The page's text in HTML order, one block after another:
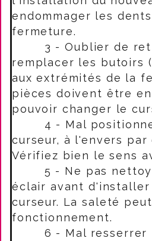
endommager les
fermeture.
3 - Oublier de
remplacer les butoirs
aux extrémités de la
pièces doivent être
pouvoir changer le
4 - Mal
curseur, à l'envers par
Vérifiez bien le sens
5 - Ne pas
éclair avant d'installer
curseur. La saleté
fonctionnement.
6 - Mal resserrer